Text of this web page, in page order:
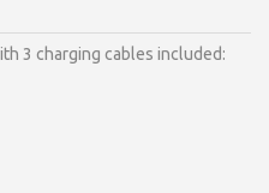
3 charging cables included: